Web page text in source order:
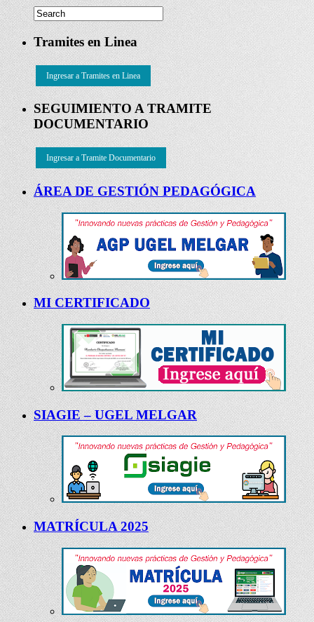
Tramites en Linea
Ingresar a Tramites en Linea
SEGUIMIENTO A TRAMITE
DOCUMENTARIO
Ingresar a Tramite Documentario
ÁREA DE GESTIÓN PEDAGÓGICA
MI CERTIFICADO
SIAGIE – UGEL MELGAR
MATRÍCULA 2025